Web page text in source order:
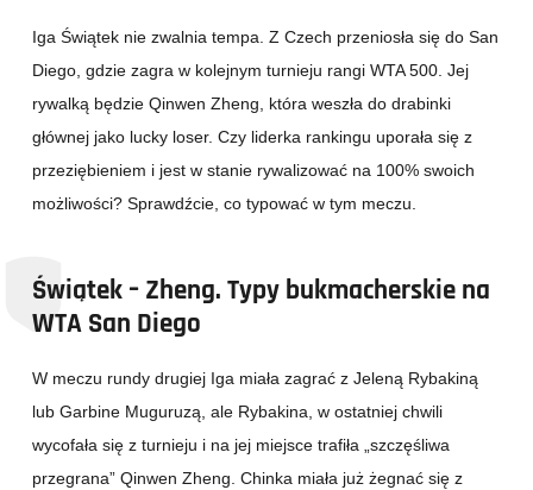
Iga Świątek nie zwalnia tempa. Z Czech przeniosła się do San
Diego, gdzie zagra w kolejnym turnieju rangi WTA 500. Jej
rywalką będzie Qinwen Zheng, która weszła do drabinki
głównej jako lucky loser. Czy liderka rankingu uporała się z
przeziębieniem i jest w stanie rywalizować na 100% swoich
możliwości? Sprawdźcie, co typować w tym meczu.
Świątek – Zheng. Typy bukmacherskie na
WTA San Diego
W meczu rundy drugiej Iga miała zagrać z Jeleną Rybakiną
lub Garbine Muguruzą, ale Rybakina, w ostatniej chwili
wycofała się z turnieju i na jej miejsce trafiła „szczęśliwa
przegrana” Qinwen Zheng. Chinka miała już żegnać się z